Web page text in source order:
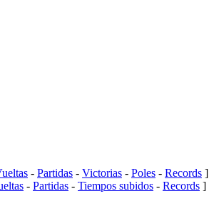
- Partidas - Victorias - Poles - Records ]
- Partidas - Tiempos subidos - Records ]